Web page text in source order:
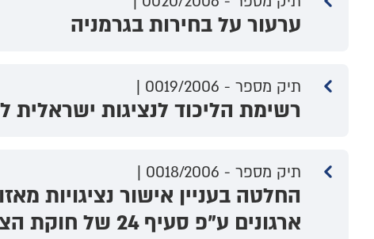
ערעור על בחירות בגרמניה
תיק מספר - 0019/2006 |
רשימת הליכוד לנציגות ישראלית
תיק מספר - 0018/2006 |
החלטה בעניין אישור נציגויות
ארגונים ע"פ סעיף 24 של חוקת הצ"ע